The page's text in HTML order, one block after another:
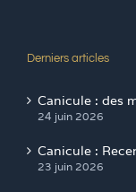
Derniers articles
Canicule : des
24 juin 2026
Canicule :
23 juin 2026